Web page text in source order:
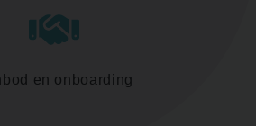
en onboarding